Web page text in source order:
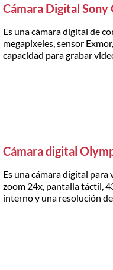
Cámara Digital
Es una cámara digital de
megapixeles, sensor
capacidad para grabar
Cámara digital
Es una cámara digital
zoom 24x, pantalla táctil,
interno y una resolución